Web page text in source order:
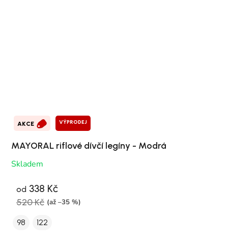
AKCE VÝPRODEJ
MAYORAL riflové dívčí legíny - Modrá
Skladem
od 338 Kč
520 Kč (až –35 %)
98 122